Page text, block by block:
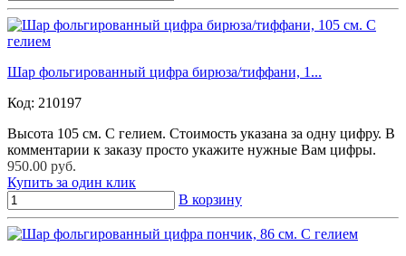
Шар фольгированный цифра бирюза/тиффани, 1...
Код: 210197
Высота 105 см. С гелием. Стоимость указана за одну цифру. В
комментарии к заказу просто укажите нужные Вам цифры.
950.00 руб.
Купить за один клик
В корзину